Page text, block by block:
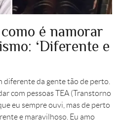
é namorar
‘Diferente e
diferente da gente tão de perto.
com pessoas TEA (Transtorno
eu sempre ouvi, mas de perto
e maravilhoso. Eu amo